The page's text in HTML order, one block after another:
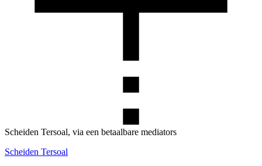
Scheiden Tersoal, via een betaalbare mediators
Scheiden Tersoal